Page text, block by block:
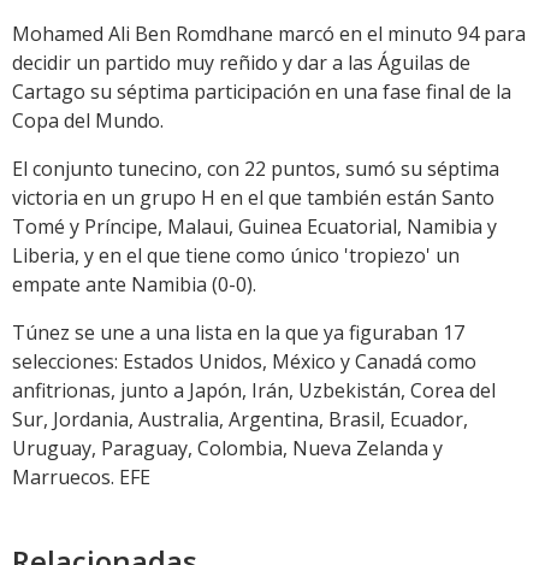
Mohamed Ali Ben Romdhane marcó en el minuto 94 para
decidir un partido muy reñido y dar a las Águilas de
Cartago su séptima participación en una fase final de la
Copa del Mundo.
El conjunto tunecino, con 22 puntos, sumó su séptima
victoria en un grupo H en el que también están Santo
Tomé y Príncipe, Malaui, Guinea Ecuatorial, Namibia y
Liberia, y en el que tiene como único 'tropiezo' un
empate ante Namibia (0-0).
Túnez se une a una lista en la que ya figuraban 17
selecciones: Estados Unidos, México y Canadá como
anfitrionas, junto a Japón, Irán, Uzbekistán, Corea del
Sur, Jordania, Australia, Argentina, Brasil, Ecuador,
Uruguay, Paraguay, Colombia, Nueva Zelanda y
Marruecos. EFE